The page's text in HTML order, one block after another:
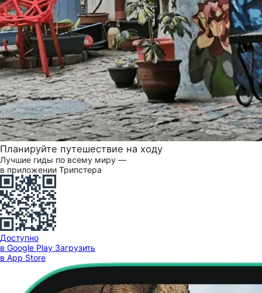
Планируйте путешествие на ходу
Лучшие гиды по всему миру —
в приложении Трипстера
Доступно
в Google Play Загрузить
в App Store